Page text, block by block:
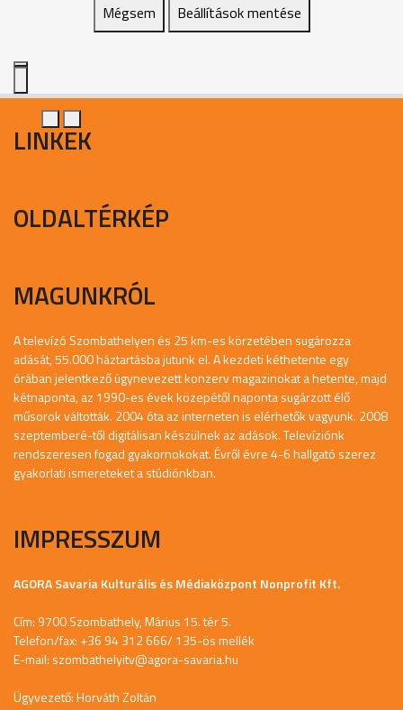
Mégsem Beállítások mentése
LINKEK
OLDALTÉRKÉP
MAGUNKRÓL
A televízó Szombathelyen és 25 km-es körzetében sugározza
adását, 55.000 háztartásba jutunk el. A kezdeti kéthetente egy
órában jelentkező úgynevezett konzerv magazinokat a hetente, majd
kétnaponta, az 1990-es évek közepétől naponta sugárzott élő
műsorok váltották. 2004 óta az interneten is elérhetők vagyunk. 2008
szeptemberé-től digitálisan készülnek az adások. Televíziónk
rendszeresen fogad gyakornokokat. Évről évre 4-6 hallgató szerez
gyakorlati ismereteket a stúdiónkban.
IMPRESSZUM
AGORA Savaria Kulturális és Médiaközpont Nonprofit Kft.
Cím: 9700 Szombathely, Márius 15. tér 5.
Telefon/fax: +36 94 312 666/ 135-ös mellék
E-mail: szombathelyitv@agora-savaria.hu
Ügyvezető: Horváth Zoltán